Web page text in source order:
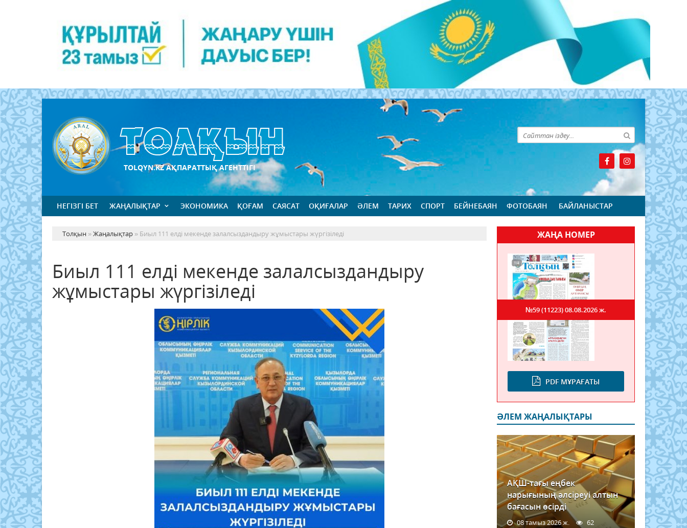
TOLQYN.KZ АҚПАРАТТЫҚ АГЕНТТІГІ
НЕГІЗГІ БЕТ ЖАҢАЛЫҚТАР ЭКОНОМИКА ҚОҒАМ САЯСАТ ОҚИҒАЛАР ӘЛЕМ ТАРИХ СПОРТ БЕЙНЕБАЯН ФОТОБАЯН БАЙЛАНЫСТАР
Толқын »Жаңалықтар » Биыл 111 елді мекенде залалсыздандыру жұмыстары жүргізіледі
Биыл 111 елді мекенде залалсыздандыру
жұмыстары жүргізіледі
ЖАҢА НОМЕР
PDF МҰРАҒАТЫ
№59 (11223)08.08.2026 ж.
ӘЛЕМ ЖАҢАЛЫҚТАРЫ
АҚШ-тағы еңбек
нарығының әлсіреуі алтын
бағасын өсірді
08 тамыз 2026 ж. 62